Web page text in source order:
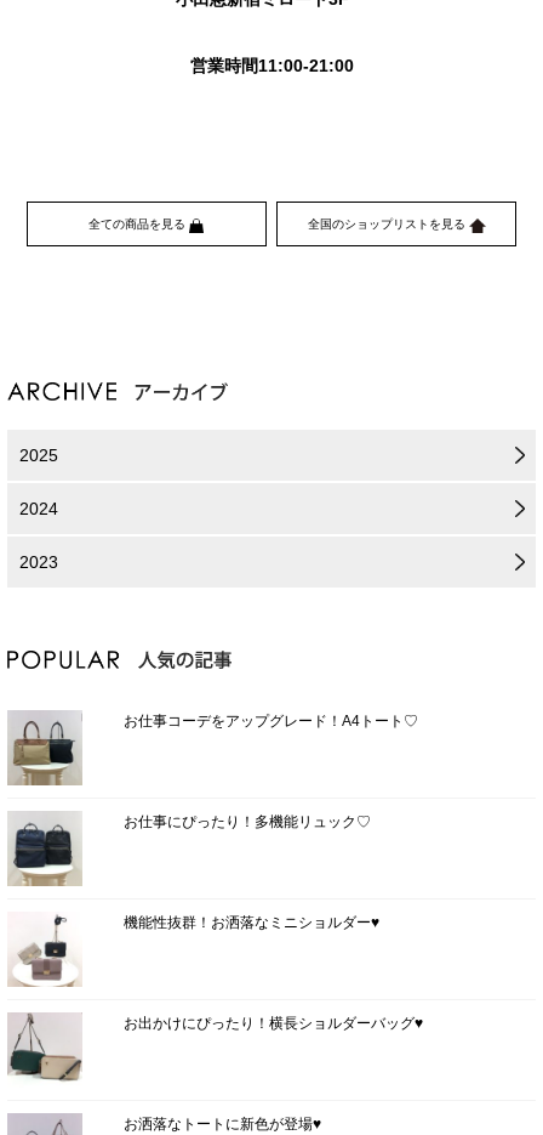
営業時間11:00-21:00
全ての商品を見る 全国のショップリストを見る
2025
2024
2023
お仕事コーデをアップグレード！A4トート♡
お仕事にぴったり！多機能リュック♡
機能性抜群！お洒落なミニショルダー♥
お出かけにぴったり！横長ショルダーバッグ♥
お洒落なトートに新色が登場♥